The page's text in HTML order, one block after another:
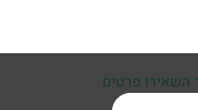
השאירו פרטים